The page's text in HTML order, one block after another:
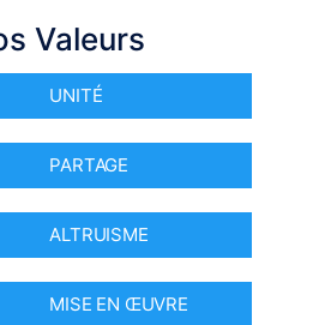
Valeurs
UNITÉ
PARTAGE
ALTRUISME
MISE EN ŒUVRE